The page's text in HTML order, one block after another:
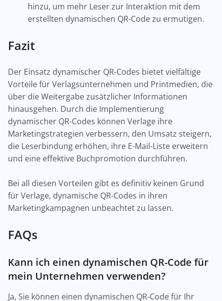
hinzu, um mehr Leser zur Interaktion mit dem
erstellten dynamischen QR-Code zu ermutigen.
Fazit
Der Einsatz dynamischer QR-Codes bietet vielfältige
Vorteile für Verlagsunternehmen und Printmedien, die
über die Weitergabe zusätzlicher Informationen
hinausgehen. Durch die Implementierung
dynamischer QR-Codes können Verlage ihre
Marketingstrategien verbessern, den Umsatz steigern,
die Leserbindung erhöhen, ihre E-Mail-Liste erweitern
und eine effektive Buchpromotion durchführen.
Bei all diesen Vorteilen gibt es definitiv keinen Grund
für Verlage, dynamische QR-Codes in ihren
Marketingkampagnen unbeachtet zu lassen.
FAQs
Kann ich einen dynamischen QR-Code für
mein Unternehmen verwenden?
Ja, Sie können einen dynamischen QR-Code für Ihr